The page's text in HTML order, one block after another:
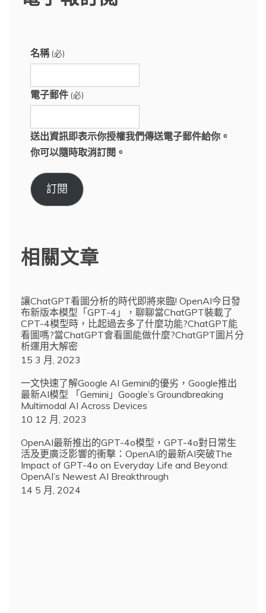
名稱 (必)
電子郵件 (必)
送出資訊即表示你授權我們傳送電子郵件給你。
你可以隨時取消訂閱。
訂閱
相關文章
讓ChatGPT看圖分析的時代即將來臨! OpenAI今日發
布新版本模型「GPT-4」，聊聊當ChatGPT裝載了
CPT-4模型時，比起過去多了什麼功能?ChatGPT能
看圖嗎?當ChatGPT會看圖能做什麼?ChatGPT圖片分
析運用大解密
15 3 月, 2023
一文快速了解Google AI Gemini的優劣，Google推出
最新AI模型 「Gemini」Google’s Groundbreaking
Multimodal AI Across Devices
10 12 月, 2023
OpenAI最新推出的GPT-4o模型，GPT-4o對日常生
活及更廣泛影響的衝擊：OpenAI的最新AI突破The
Impact of GPT-4o on Everyday Life and Beyond:
OpenAI’s Newest AI Breakthrough
14 5 月, 2024